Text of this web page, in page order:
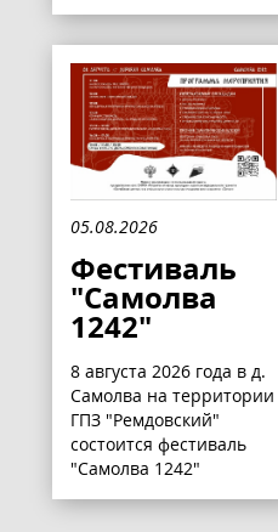
05.08.2026
Фестиваль
"Самолва
1242"
8 августа 2026 года в д.
Самолва на территории
ГПЗ "Ремдовский"
состоится фестиваль
"Самолва 1242"